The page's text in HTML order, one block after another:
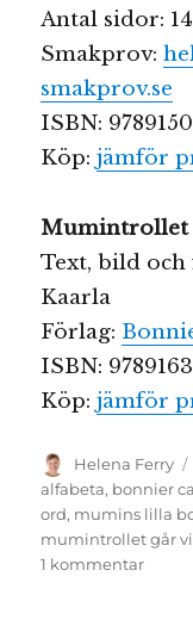
Antal sidor: 14
Smakprov:
smakprov.se
ISBN:
Köp:jämför
Mumintrollet
Text, bild
Kaarla
Förlag:
ISBN:
Köp:jämför
Författare
Helena Ferry
alfabeta, bonnier
ord, mumins lilla
mumintrollet går
1 kommentartill